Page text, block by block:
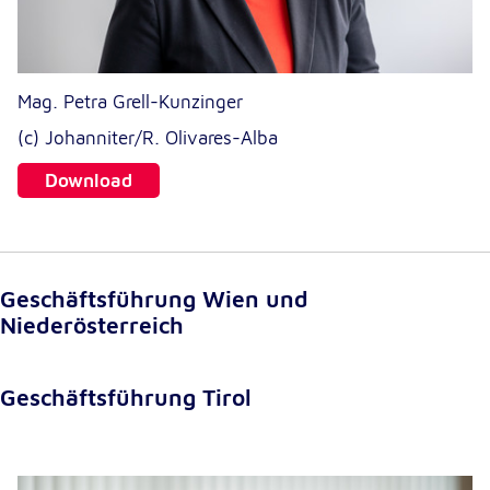
Mag. Petra Grell-Kunzinger
(c) Johanniter/R. Olivares-Alba
Download
Geschäftsführung Wien und
Niederösterreich
Geschäftsführung Tirol
Externe Dienste
Kartendiensten anzeigen zu können, werden von
diesen externen Diensten Cookies gesetzt.
YouTube
Google LLC
Zweck:
Einbinden und Anzeigen von Videos